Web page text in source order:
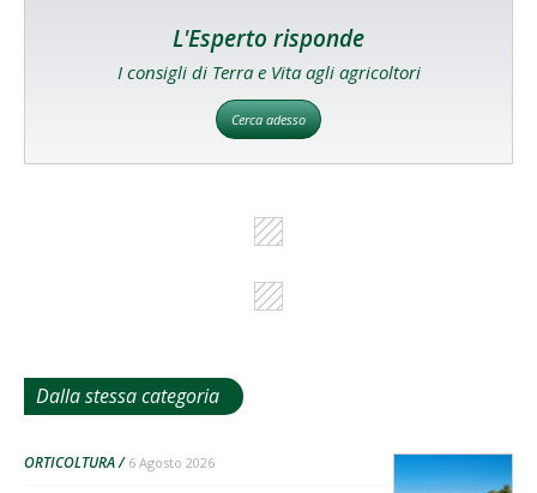
L'Esperto risponde
I consigli di Terra e Vita agli agricoltori
Cerca adesso
Dalla stessa categoria
ORTICOLTURA 6 Agosto 2026